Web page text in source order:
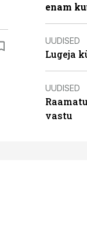
enam
UUDISED
Lugeja
UUDISED
vastu